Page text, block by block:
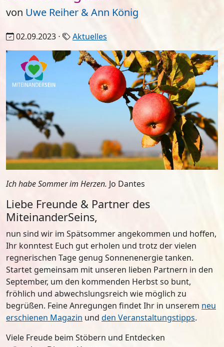
von Uwe Reiher & Ann König
02.09.2023 ⋅ Aktuelles
Ich habe Sommer im Herzen. Jo Dantes
Liebe Freunde & Partner des
MiteinanderSeins,
nun sind wir im Spätsommer angekommen und hoffen,
Ihr konntest Euch gut erholen und trotz der vielen
regnerischen Tage genug Sonnenenergie tanken.
Startet gemeinsam mit unseren lieben Partnern in den
September, um den kommenden Herbst so bunt,
fröhlich und abwechslungsreich wie möglich zu
begrüßen. Feine Anregungen findet Ihr in unserem neu
erschienen Magazin und den Veranstaltungstipps.
Viele Freude beim Stöbern und Entdecken